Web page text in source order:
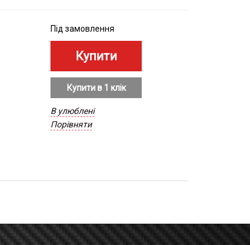
Під замовлення
Купити в 1 клік
В улюблені
Порівняти